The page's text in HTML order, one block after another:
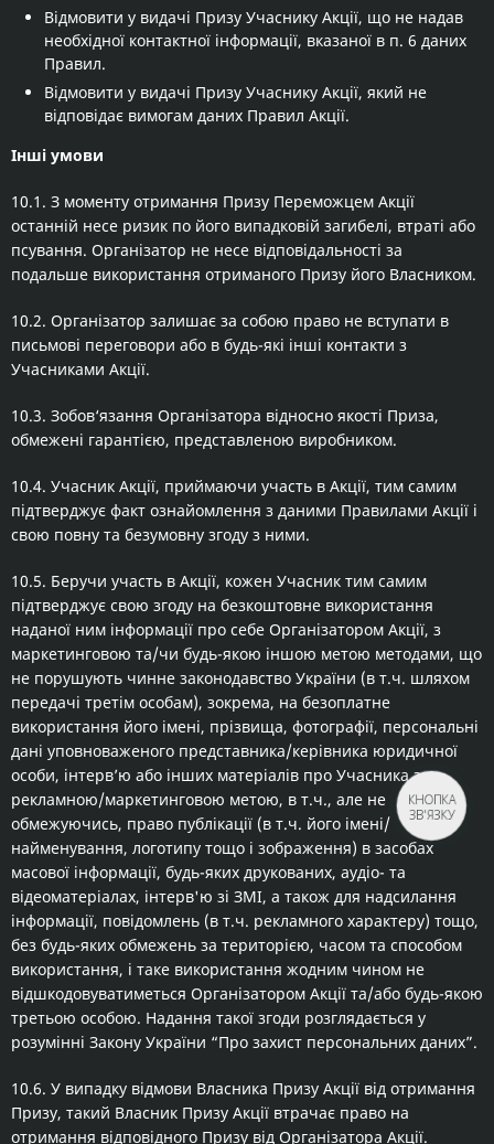
Відмовити у видачі Призу Учаснику Акції, що не надав
необхідної контактної інформації, вказаної в п. 6 даних
Правил.
Відмовити у видачі Призу Учаснику Акції, який не
відповідає вимогам даних Правил Акції.
Інші умови
10.1. З моменту отримання Призу Переможцем Акції
останній несе ризик по його випадковій загибелі, втраті або
псування. Організатор не несе відповідальності за
подальше використання отриманого Призу його Власником.
10.2. Організатор залишає за собою право не вступати в
письмові переговори або в будь-які інші контакти з
Учасниками Акції.
10.3. Зобов‘язання Організатора відносно якості Приза,
обмежені гарантією, представленою виробником.
10.4. Учасник Акції, приймаючи участь в Акції, тим самим
підтверджує факт ознайомлення з даними Правилами Акції і
свою повну та безумовну згоду з ними.
10.5. Беручи участь в Акції, кожен Учасник тим самим
підтверджує свою згоду на безкоштовне використання
наданої ним інформації про себе Організатором Акції, з
маркетинговою та/чи будь-якою іншою метою методами, що
не порушують чинне законодавство України (в т.ч. шляхом
передачі третім особам), зокрема, на безоплатне
використання його імені, прізвища, фотографії, персональні
дані уповноваженого представника/керівника юридичної
особи, інтерв’ю або інших матеріалів про Учасника з
рекламною/маркетинговою метою, в т.ч., але не
обмежуючись, право публікації (в т.ч. його імені/
найменування, логотипу тощо і зображення) в засобах
масової інформації, будь-яких друкованих, аудіо- та
відеоматеріалах, інтерв'ю зі ЗМІ, а також для надсилання
інформації, повідомлень (в т.ч. рекламного характеру) тощо,
без будь-яких обмежень за територією, часом та способом
використання, і таке використання жодним чином не
відшкодовуватиметься Організатором Акції та/або будь-якою
третьою особою. Надання такої згоди розглядається у
розумінні Закону України “Про захист персональних даних”.
10.6. У випадку відмови Власника Призу Акції від отримання
Призу, такий Власник Призу Акції втрачає право на
отримання відповідного Призу від Організатора Акції.
КНОПКА
ЗВ'ЯЗКУ